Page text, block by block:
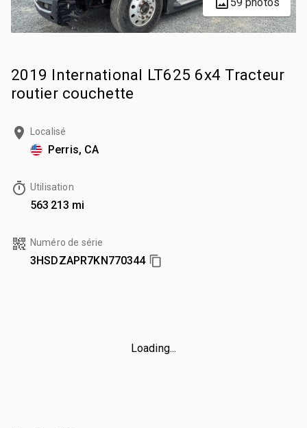
2019 International LT625 6x4 Tracteur
routier couchette
Localisé
Perris, CA
Utilisation
563 213 mi
Numéro de série
3HSDZAPR7KN770344
Loading...